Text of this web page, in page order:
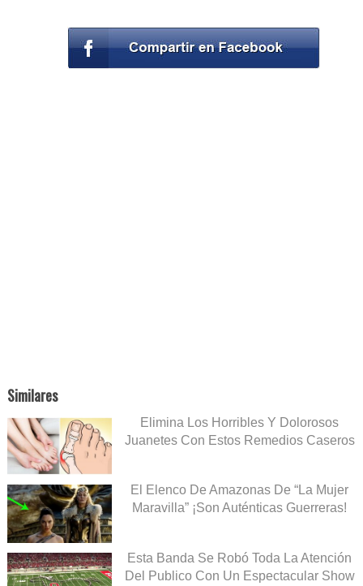
Similares
Elimina Los Horribles Y Dolorosos
Juanetes Con Estos Remedios Caseros
El Elenco De Amazonas De “La Mujer
Maravilla” ¡Son Auténticas Guerreras!
Esta Banda Se Robó Toda La Atención
Del Publico Con Un Espectacular Show